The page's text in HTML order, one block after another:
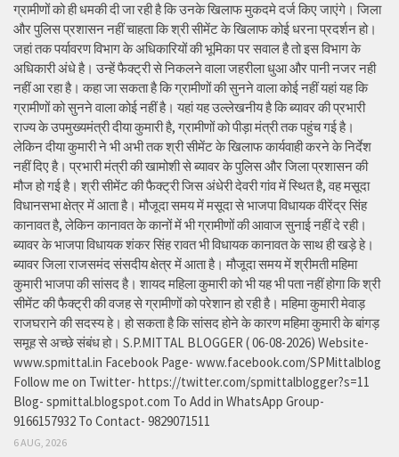
ग्रामीणों को ही धमकी दी जा रही है कि उनके खिलाफ मुकदमे दर्ज किए जाएंगे। जिला
और पुलिस प्रशासन नहीं चाहता कि श्री सीमेंट के खिलाफ कोई धरना प्रदर्शन हो।
जहां तक पर्यावरण विभाग के अधिकारियों की भूमिका पर सवाल है तो इस विभाग के
अधिकारी अंधे है। उन्हें फैक्ट्री से निकलने वाला जहरीला धुआ और पानी नजर नही
नहीं आ रहा है। कहा जा सकता है कि ग्रामीणों की सुनने वाला कोई नहीं यहां यह कि
ग्रामीणों को सुनने वाला कोई नहीं है। यहां यह उल्लेखनीय है कि ब्यावर की प्रभारी
राज्य के उपमुख्यमंत्री दीया कुमारी है, ग्रामीणों को पीड़ा मंत्री तक पहुंच गई है।
लेकिन दीया कुमारी ने भी अभी तक श्री सीमेंट के खिलाफ कार्यवाही करने के निर्देश
नहीं दिए है। प्रभारी मंत्री की खामोशी से ब्यावर के पुलिस और जिला प्रशासन की
मौज हो गई है। श्री सीमेंट की फैक्ट्री जिस अंधेरी देवरी गांव में स्थित है, वह मसूदा
विधानसभा क्षेत्र में आता है। मौजूदा समय में मसूदा से भाजपा विधायक वीरेंद्र सिंह
कानावत है, लेकिन कानावत के कानों में भी ग्रामीणों की आवाज सुनाई नहीं दे रही।
ब्यावर के भाजपा विधायक शंकर सिंह रावत भी विधायक कानावत के साथ ही खड़े हे।
ब्यावर जिला राजसमंद संसदीय क्षेत्र में आता है। मौजूदा समय में श्रीमती महिमा
कुमारी भाजपा की सांसद है। शायद महिला कुमारी को भी यह भी पता नहीं होगा कि श्री
सीमेंट की फैक्ट्री की वजह से ग्रामीणों को परेशान हो रही है। महिमा कुमारी मेवाड़
राजघराने की सदस्य हे। हो सकता है कि सांसद होने के कारण महिमा कुमारी के बांगड़
समूह से अच्छे संबंध हो। S.P.MITTAL BLOGGER ( 06-08-2026) Website-
www.spmittal.in Facebook Page- www.facebook.com/SPMittalblog
Follow me on Twitter- https://twitter.com/spmittalblogger?s=11
Blog- spmittal.blogspot.com To Add in WhatsApp Group-
9166157932 To Contact- 9829071511
6 AUG, 2026